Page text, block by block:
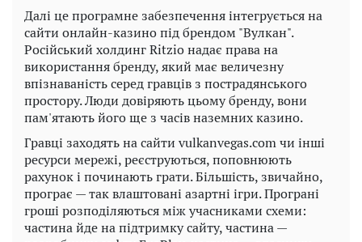
Далі це програмне забезпечення інтегрується на
сайти онлайн-казино під брендом "Вулкан".
Російський холдинг Ritzio надає права на
використання бренду, який має величезну
впізнаваність серед гравців з пострадянського
простору. Люди довіряють цьому бренду, вони
пам'ятають його ще з часів наземних казино.
Гравці заходять на сайти vulkanvegas.com чи інші
ресурси мережі, реєструються, поповнюють
рахунок і починають грати. Більшість, звичайно,
програє — так влаштовані азартні ігри. Програні
гроші розподіляються між учасниками схеми:
частина йде на підтримку сайту, частина —